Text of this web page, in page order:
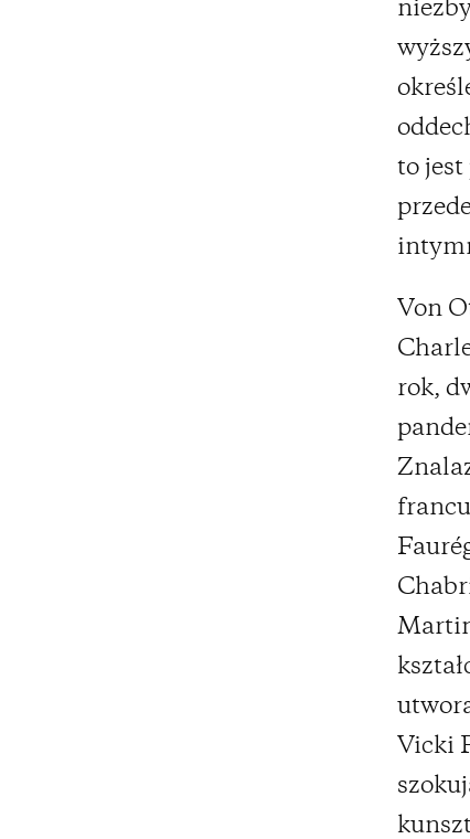
to jest
Von
rok,
Vicki